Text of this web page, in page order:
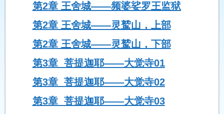
第2章 王舍城——频婆娑罗王监狱
第2章 王舍城——灵鹫山，上部
第2章 王舍城——灵鹫山，下部
第3章 菩提迦耶——大觉寺01
第3章 菩提迦耶——大觉寺02
第3章 菩提迦耶——大觉寺03